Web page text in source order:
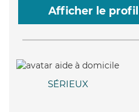
Afficher le profil
SÉRIEUX